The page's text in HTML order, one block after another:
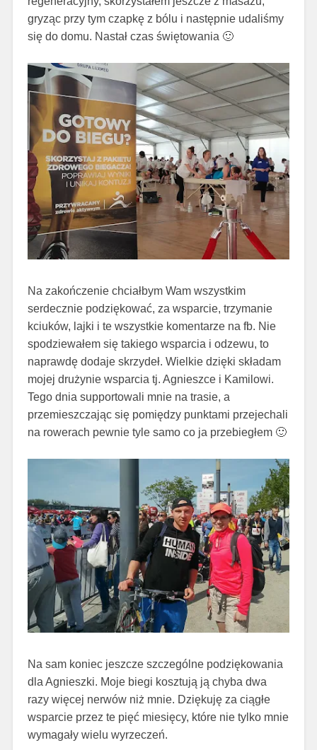
gryząc przy tym czapkę z bólu i następnie udaliśmy
się do domu. Nastał czas świętowania 🙂
Na zakończenie chciałbym Wam wszystkim
serdecznie podziękować, za wsparcie, trzymanie
kciuków, lajki i te wszystkie komentarze na fb. Nie
spodziewałem się takiego wsparcia i odzewu, to
naprawdę dodaje skrzydeł. Wielkie dzięki składam
mojej drużynie wsparcia tj. Agnieszce i Kamilowi.
Tego dnia supportowali mnie na trasie, a
przemieszczając się pomiędzy punktami przejechali
na rowerach pewnie tyle samo co ja przebiegłem 🙂
Na sam koniec jeszcze szczególne podziękowania
dla Agnieszki. Moje biegi kosztują ją chyba dwa
razy więcej nerwów niż mnie. Dziękuję za ciągłe
wsparcie przez te pięć miesięcy, które nie tylko mnie
wymagały wielu wyrzeczeń.